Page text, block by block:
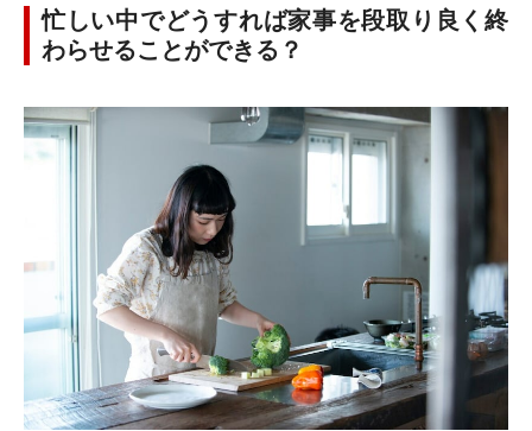
忙しい中でどうすれば家事を段取り良く終
わらせることができる？